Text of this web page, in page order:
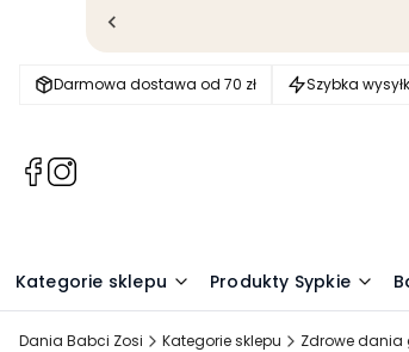
Darmowa dostawa od 70 zł Szybka
(Otwiera
karcie)
(Otwiera
karcie)
Kategorie sklepu Produkty Sypkie
Dania Babci Zosi Kategorie sklepu Zdrowe dania